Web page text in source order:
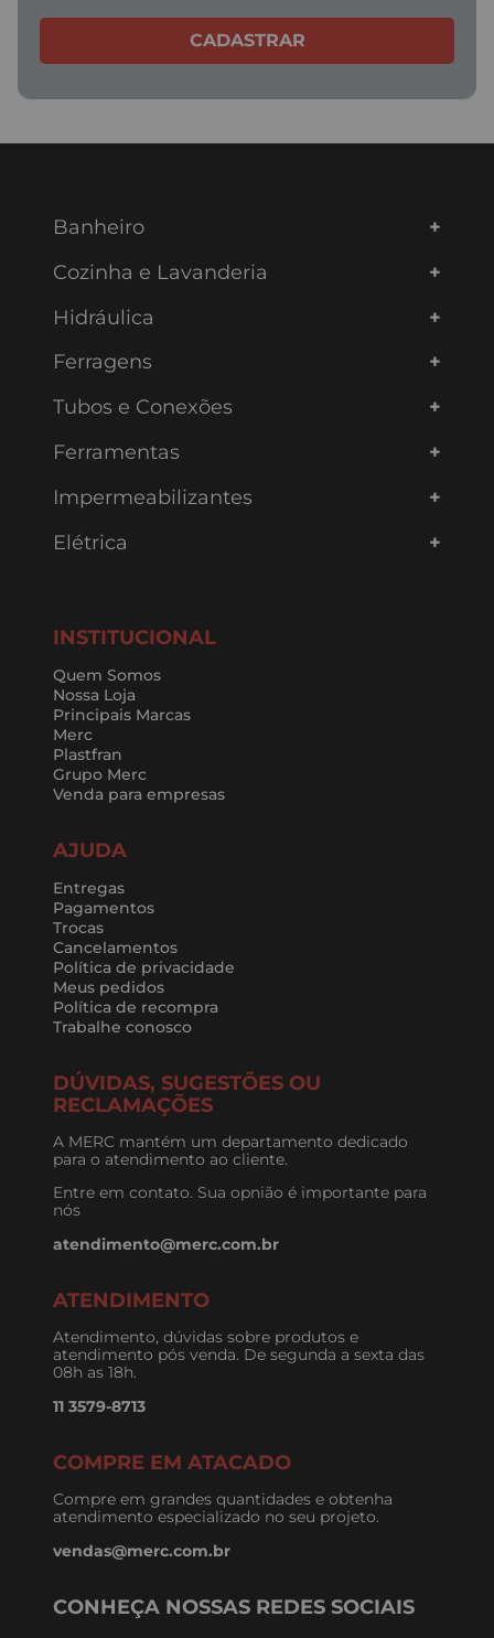
CADASTRAR
Banheiro
Cozinha e Lavanderia
Hidráulica
Ferragens
Tubos e Conexões
Ferramentas
Impermeabilizantes
Elétrica
INSTITUCIONAL
Quem Somos
Nossa Loja
Principais Marcas
Merc
Plastfran
Grupo Merc
Venda para empresas
AJUDA
Entregas
Pagamentos
Trocas
Cancelamentos
Política de privacidade
Meus pedidos
Política de recompra
Trabalhe conosco
DÚVIDAS, SUGESTÕES OU
RECLAMAÇÕES
A MERC mantém um departamento dedicado
para o atendimento ao cliente.
Entre em contato. Sua opnião é importante para
nós
atendimento@merc.com.br
ATENDIMENTO
Atendimento, dúvidas sobre produtos e
atendimento pós venda. De segunda a sexta das
08h as 18h.
11 3579-8713
COMPRE EM ATACADO
Compre em grandes quantidades e obtenha
atendimento especializado no seu projeto.
vendas@merc.com.br
CONHEÇA NOSSAS REDES SOCIAIS